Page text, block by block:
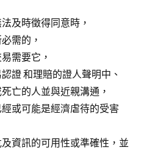
及時徵得同意時，
需的，
需要它，
證 和理賠的證人聲明中、
亡的人並與近親溝通，
或可能是經濟虐待的受害
資訊的可用性或準確性，並